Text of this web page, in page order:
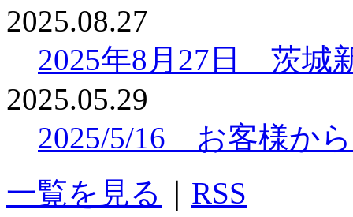
2025.08.27
2025年8月27日 茨城
2025.05.29
2025/5/16 お客様か
一覧を見る
RSS